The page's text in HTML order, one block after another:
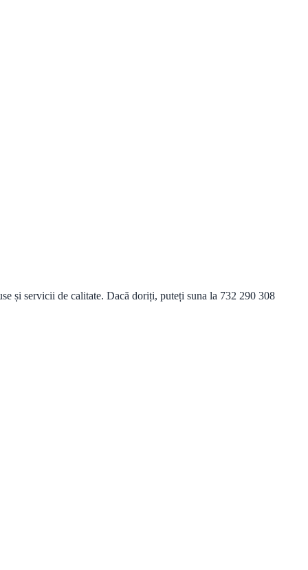
și servicii de calitate. Dacă doriți, puteți suna la 732 290 308